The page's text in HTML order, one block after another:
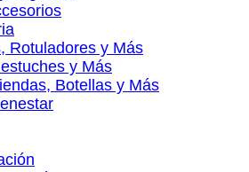
Rotuladores y Más
y Más
Botellas y Más